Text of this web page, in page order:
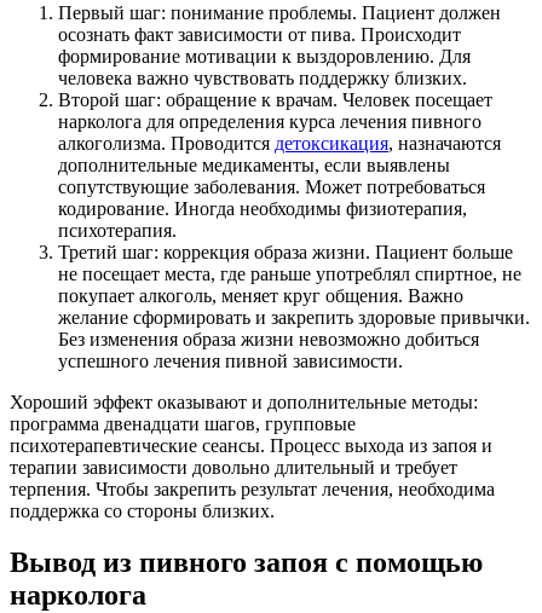
Первый шаг: понимание проблемы. Пациент должен
осознать факт зависимости от пива. Происходит
формирование мотивации к выздоровлению. Для
человека важно чувствовать поддержку близких.
Второй шаг: обращение к врачам. Человек посещает
нарколога для определения курса лечения пивного
алкоголизма. Проводится детоксикация, назначаются
дополнительные медикаменты, если выявлены
сопутствующие заболевания. Может потребоваться
кодирование. Иногда необходимы физиотерапия,
психотерапия.
Третий шаг: коррекция образа жизни. Пациент больше
не посещает места, где раньше употреблял спиртное, не
покупает алкоголь, меняет круг общения. Важно
желание сформировать и закрепить здоровые привычки.
Без изменения образа жизни невозможно добиться
успешного лечения пивной зависимости.
Хороший эффект оказывают и дополнительные методы:
программа двенадцати шагов, групповые
психотерапевтические сеансы. Процесс выхода из запоя и
терапии зависимости довольно длительный и требует
терпения. Чтобы закрепить результат лечения, необходима
поддержка со стороны близких.
Вывод из пивного запоя с помощью
нарколога